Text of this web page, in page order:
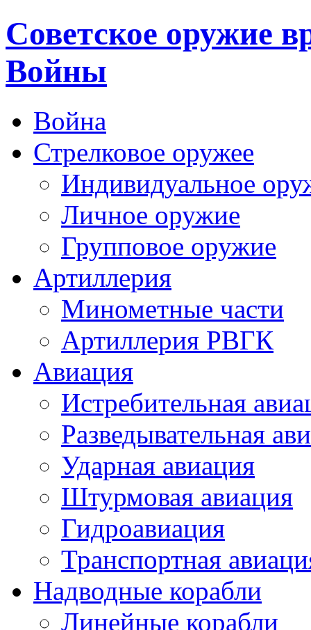
Cоветское оружие
Войны
Война
Стрелковое оружее
Индивидуальное
Личное оружие
Групповое оружие
Артиллерия
Минометные части
Артиллерия РВГК
Авиация
Истребительная
Разведывательная
Ударная авиация
Штурмовая авиация
Гидроавиация
Транспортная
Надводные корабли
Линейные корабли